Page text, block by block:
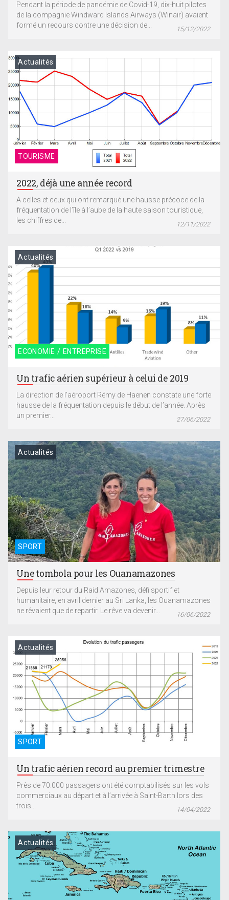
Pendant la période de pandémie de Covid-19, dix-huit pilotes
de la compagnie Windward Islands Airways (Winair) avaient
formé un recours contre une décision de...
15/12/2022
TOURISME
Actualités
2022, déjà une année record
A celles et ceux qui ont remarqué une hausse précoce de la
fréquentation de l’île à l’aube de la haute saison touristique,
les chiffres de...
12/11/2022
ECONOMIE / ENTREPRISE
Actualités
Un trafic aérien supérieur à celui de 2019
La direction de l’aéroport Rémy de Haenen constate une forte
hausse de la fréquentation depuis le début de l’année. Après
un premier...
27/06/2022
SPORT
Actualités
Une tombola pour les Ouanamazones
Depuis leur retour du Raid Amazones, défi sportif et
humanitaire, en avril dernier au Sri Lanka, les Ouanamazones
ne rêvaient que de repartir. Le rêve va devenir...
16/06/2022
SPORT
Actualités
Un trafic aérien record au premier trimestre
Près de 70.000 passagers ont été comptabilisés sur les vols
commerciaux au départ et à l’arrivée à Saint-Barth lors des
trois...
14/04/2022
Actualités